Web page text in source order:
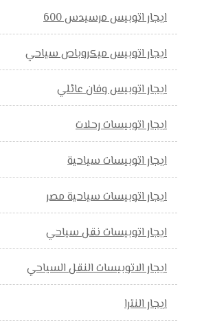
ايجار اتوبيس مرسيدس 600
ايجار اتوبيس ميكروباص سياحي
ايجار اتوبيس وفان عائلي
ايجار اتوبيسات رحلات
ايجار اتوبيسات سياحية
ايجار اتوبيسات سياحية مصر
ايجار اتوبيسات نقل سياحي
ايجار الاتوبيسات النقل السياحي
ايجار النترا